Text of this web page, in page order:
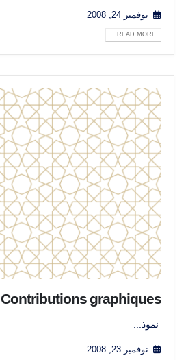
نوفمبر 24, 2008
READ MORE...
Contributions graphiques – مشاركات بيانية
نموذ...
نوفمبر 23, 2008